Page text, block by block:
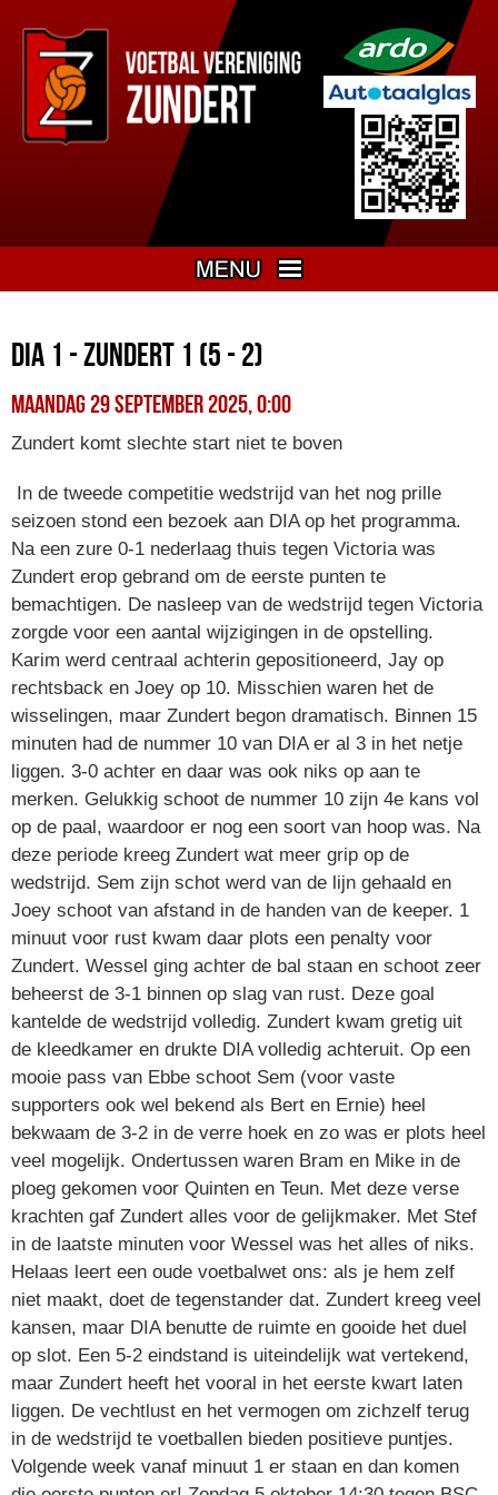
DIA 1 - Zundert 1 (5 - 2)
maandag 29 september 2025, 0:00
Zundert komt slechte start niet te boven
In de tweede competitie wedstrijd van het nog prille
seizoen stond een bezoek aan DIA op het programma.
Na een zure 0-1 nederlaag thuis tegen Victoria was
Zundert erop gebrand om de eerste punten te
bemachtigen. De nasleep van de wedstrijd tegen Victoria
zorgde voor een aantal wijzigingen in de opstelling.
Karim werd centraal achterin gepositioneerd, Jay op
rechtsback en Joey op 10. Misschien waren het de
wisselingen, maar Zundert begon dramatisch. Binnen 15
minuten had de nummer 10 van DIA er al 3 in het netje
liggen. 3-0 achter en daar was ook niks op aan te
merken. Gelukkig schoot de nummer 10 zijn 4e kans vol
op de paal, waardoor er nog een soort van hoop was. Na
deze periode kreeg Zundert wat meer grip op de
wedstrijd. Sem zijn schot werd van de lijn gehaald en
Joey schoot van afstand in de handen van de keeper. 1
minuut voor rust kwam daar plots een penalty voor
Zundert. Wessel ging achter de bal staan en schoot zeer
beheerst de 3-1 binnen op slag van rust. Deze goal
kantelde de wedstrijd volledig. Zundert kwam gretig uit
de kleedkamer en drukte DIA volledig achteruit. Op een
mooie pass van Ebbe schoot Sem (voor vaste
supporters ook wel bekend als Bert en Ernie) heel
bekwaam de 3-2 in de verre hoek en zo was er plots heel
veel mogelijk. Ondertussen waren Bram en Mike in de
ploeg gekomen voor Quinten en Teun. Met deze verse
krachten gaf Zundert alles voor de gelijkmaker. Met Stef
in de laatste minuten voor Wessel was het alles of niks.
Helaas leert een oude voetbalwet ons: als je hem zelf
niet maakt, doet de tegenstander dat. Zundert kreeg veel
kansen, maar DIA benutte de ruimte en gooide het duel
op slot. Een 5-2 eindstand is uiteindelijk wat vertekend,
maar Zundert heeft het vooral in het eerste kwart laten
liggen. De vechtlust en het vermogen om zichzelf terug
in de wedstrijd te voetballen bieden positieve puntjes.
Volgende week vanaf minuut 1 er staan en dan komen